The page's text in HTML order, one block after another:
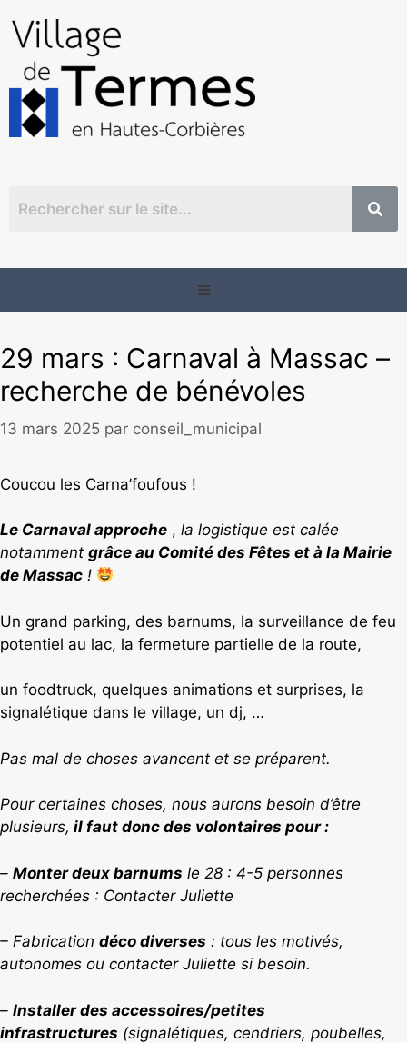
29 mars : Carnaval à Massac –
recherche de bénévoles
13 mars 2025 par conseil_municipal
Coucou les Carna’foufous !
Le Carnaval approche , la logistique est calée
notamment grâce au Comité des Fêtes et à la Mairie
de Massac !
Un grand parking, des barnums, la surveillance de feu
potentiel au lac, la fermeture partielle de la route,
un foodtruck, quelques animations et surprises, la
signalétique dans le village, un dj, …
Pas mal de choses avancent et se préparent.
Pour certaines choses, nous aurons besoin d’être
plusieurs, il faut donc des volontaires pour :
– Monter deux barnums le 28 : 4-5 personnes
recherchées : Contacter Juliette
– Fabrication déco diverses : tous les motivés,
autonomes ou contacter Juliette si besoin.
– Installer des accessoires/petites
infrastructures (signalétiques, cendriers, poubelles,